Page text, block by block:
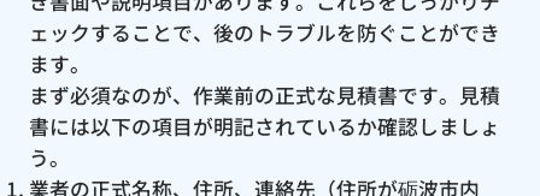
ェックすることで、後のトラブルを防ぐことができ
ます。
まず必須なのが、作業前の正式な見積書です。見積
書には以下の項目が明記されているか確認しましょ
う。
業者の正式名称、住所、連絡先（住所が砺波市内